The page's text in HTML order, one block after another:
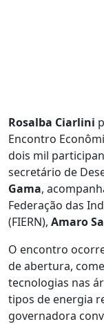
Rosalba Ciarlini
Encontro
dois mil
secretário de
Gama,
Federação das
(FIERN), Amaro
O encontro
de abertura,
tecnologias nas
tipos de energia
governadora